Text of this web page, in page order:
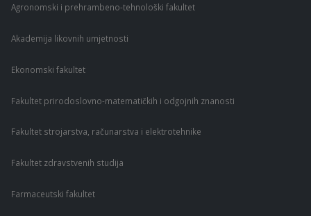
Agronomski i prehrambeno-tehnološki fakultet
Akademija likovnih umjetnosti
Ekonomski fakultet
Fakultet prirodoslovno-matematičkih i odgojnih znanosti
Fakultet strojarstva, računarstva i elektrotehnike
Fakultet zdravstvenih studija
Farmaceutski fakultet